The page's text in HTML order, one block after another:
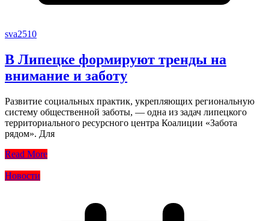
sva2510
В Липецке формируют тренды на
внимание и заботу
Развитие социальных практик, укрепляющих региональную
систему общественной заботы, — одна из задач липецкого
территориального ресурсного центра Коалиции «Забота
рядом». Для
Read More
Новости